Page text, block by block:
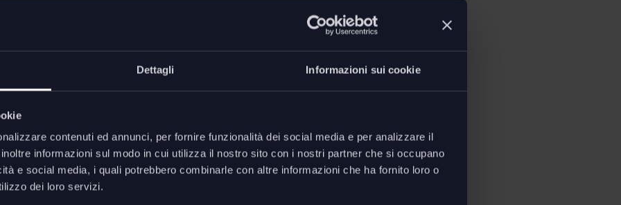
Dettagli Informazioni sui cookie
contenuti ed annunci, per fornire funzionalità dei social media e per analizzare il
informazioni sul modo in cui utilizza il nostro sito con i nostri partner che si occupano
e social media, i quali potrebbero combinarle con altre informazioni che ha fornito loro o
dei loro servizi.
il corpo durante le
dinamico e libertà di
di finiture e combinazioni
e braccioli.
di enfatizzare
e creativa del progetto.
L. 61 - P. 49,5/74 - H.78,5/ 95,5 cm
Download
Istruzioni per l'uso sedia Allstar